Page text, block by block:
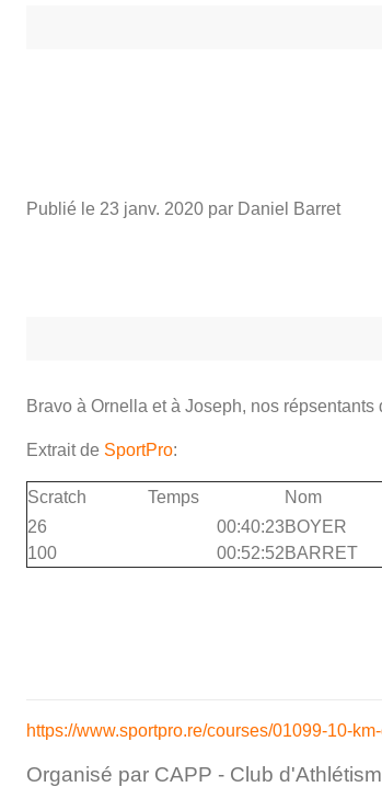
Publié le 23 janv. 2020 par Daniel Barret
Bravo à Ornella et à Joseph, nos
Extrait de SportPro:
Scratch Temps Nom
26
00:40:23BOYER
100
00:52:52BARRET
https://www.sportpro.re/courses/01099-10-
Organisé par CAPP - Club